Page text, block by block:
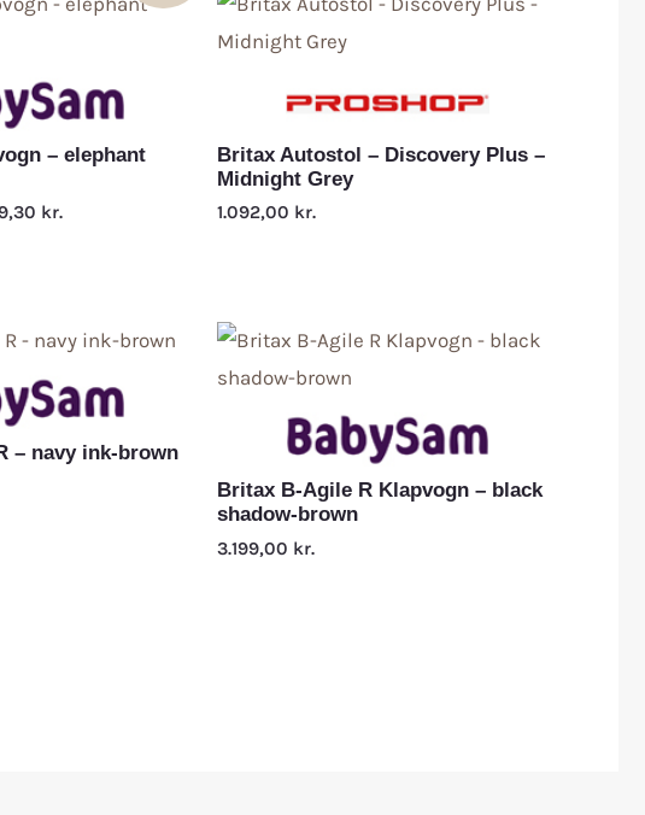
– elephant
kr.
Britax Autostol – Discovery Plus –
Midnight Grey
1.092,00 kr.
– navy ink-brown
Britax B-Agile R Klapvogn – black
shadow-brown
3.199,00 kr.